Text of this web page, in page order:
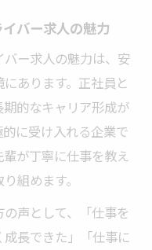
バー求人の魅力
ー求人の魅力は、安
あります。正社員と
的なキャリア形成が
に受け入れる企業で
が丁寧に仕事を教え
組めます。
声として、「仕事を
長できた」「仕事に